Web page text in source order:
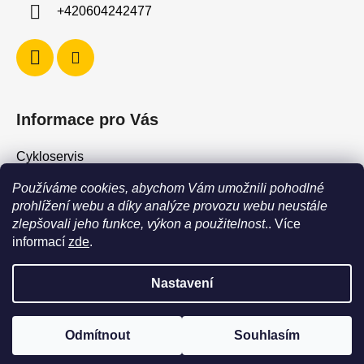
Používáme cookies, abychom Vám umožnili pohodlné
prohlížení webu a díky analýze provozu webu neustále
zlepšovali jeho funkce, výkon a použitelnost.. Více
informací zde.
Nastavení
Odmítnout Souhlasím
POZOR - stav zboží SKLADEM neodpovídá stavu na prodejně. Při
objednání zboží s vyzvednutím na prodejně vždy vyčkejte na
výzvu, že je zboží připraveno k vyzvednutí. Dostupnost zboží na
+420604242477
Informace pro Vás
Cykloservis
Skiservis
Obchodní podmínky
Podmínky ochrany osobních údajů
Vytvořil Shoptet
Copyright 2026Force Shop - Cyklo Hostivař. Všechna
práva vyhrazena.Upravit nastavení cookies